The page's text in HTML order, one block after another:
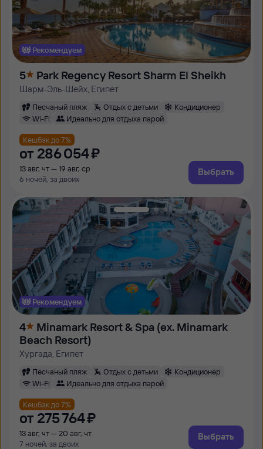
Рекомендуем
5 Park Regency Resort Sharm El Sheikh
Шарм-Эль-Шейх, Египет
Песчаный пляж Отдых с детьми
Кондиционер
Wi-Fi
Идеально для отдыха парой
Кешбэк до 7%
от 286 ⁠054 ⁠₽
13 авг, чт — 19 авг, ср
6 ночей, за двоих
Выбрать
Рекомендуем
4
Minamark Resort & Spa (ex. Minamark
Beach Resort)
Хургада, Египет
Песчаный пляж Отдых с детьми
Кондиционер
Wi-Fi
Идеально для отдыха парой
Кешбэк до 7%
от 275 ⁠764 ⁠₽
13 авг, чт — 20 авг, чт
7 ночей, за двоих
Выбрать